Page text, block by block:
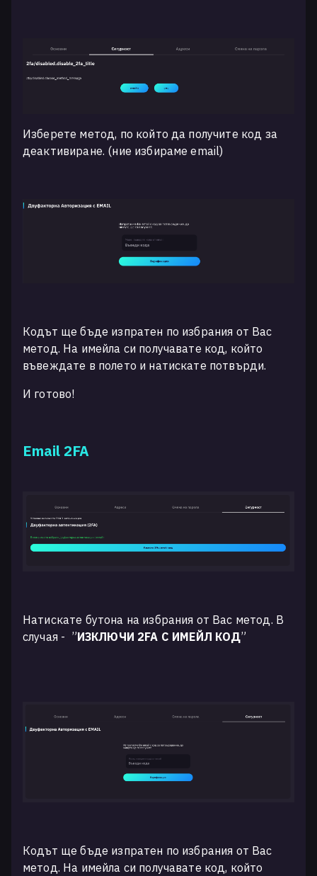
Изберете метод, по който да получите код за
деактивиране. (ние избираме email)
Кодът ще бъде изпратен по избрания от Вас
метод. На имейла си получавате код, който
въвеждате в полето и натискате потвърди.
И готово!
Email 2FA
Натискате бутона на избрания от Вас метод. В
случая - ”ИЗКЛЮЧИ 2FA С ИМЕЙЛ КОД”
Кодът ще бъде изпратен по избрания от Вас
метод. На имейла си получавате код, който